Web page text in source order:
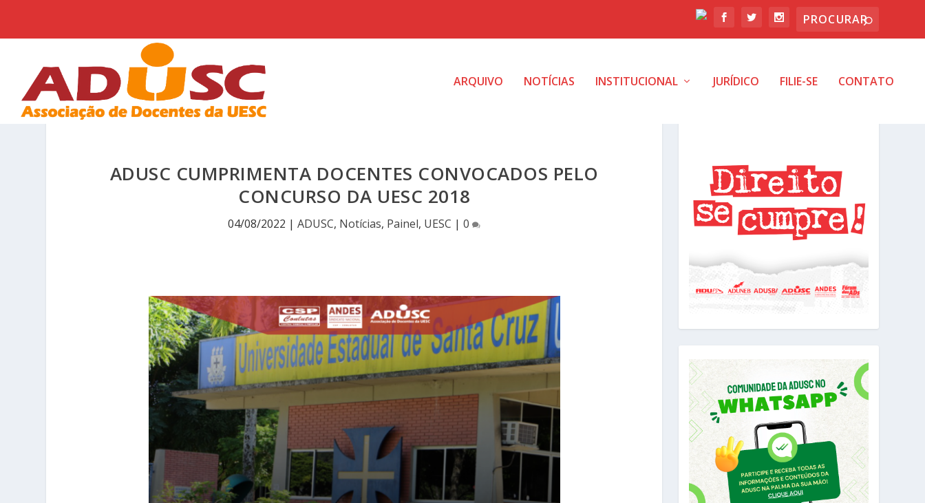
ARQUIVO NOTÍCIAS INSTITUCIONAL JURÍDICO FILIE-SE CONTATO
ADUSC CUMPRIMENTA DOCENTES CONVOCADOS PELO
CONCURSO DA UESC 2018
04/08/2022 |ADUSC, Notícias, Painel, UESC |0